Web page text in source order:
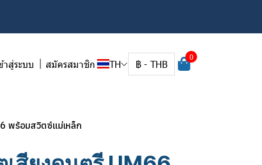
าสู่ระบบ สมัครสมาชิก TH ฿ - THB
0
พร้อมสวิตซ์แม่เหล็ก